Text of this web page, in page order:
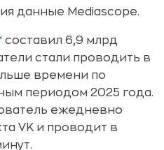
данные Mediascope.
составил 6,9 млрд
стали проводить в
времени по
периодом 2025 года.
ежедневно
VK и проводит в